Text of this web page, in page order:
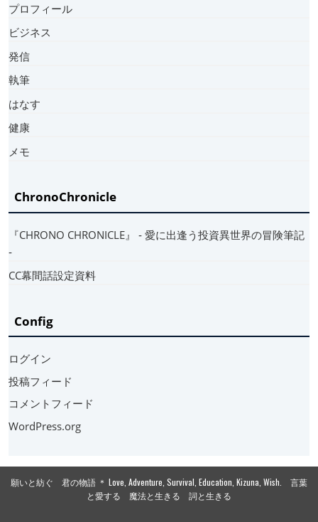
プロフィール
ビジネス
発信
執筆
はなす
健康
メモ
ChronoChronicle
『CHRONO CHRONICLE』 ‐ 愛に出逢う投資異世界の冒険筆記
‐
CC幕間話設定資料
Config
ログイン
投稿フィード
コメントフィード
WordPress.org
願いと紡ぐ 君の物語 ＊ Love, Adventure, Survival, Education, Kizuna, Wish. 言葉
と愛する 魔法と生きる 詞と生きる